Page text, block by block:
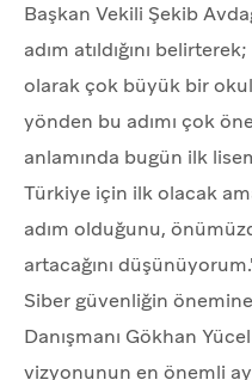
Başkan Vekili Şekib
adım atıldığını
olarak çok büyük bir
yönden bu adımı çok
anlamında bugün ilk
Türkiye için ilk olacak
adım olduğunu,
artacağını
Siber güvenliğin
Danışmanı Gökhan
vizyonunun en önemli